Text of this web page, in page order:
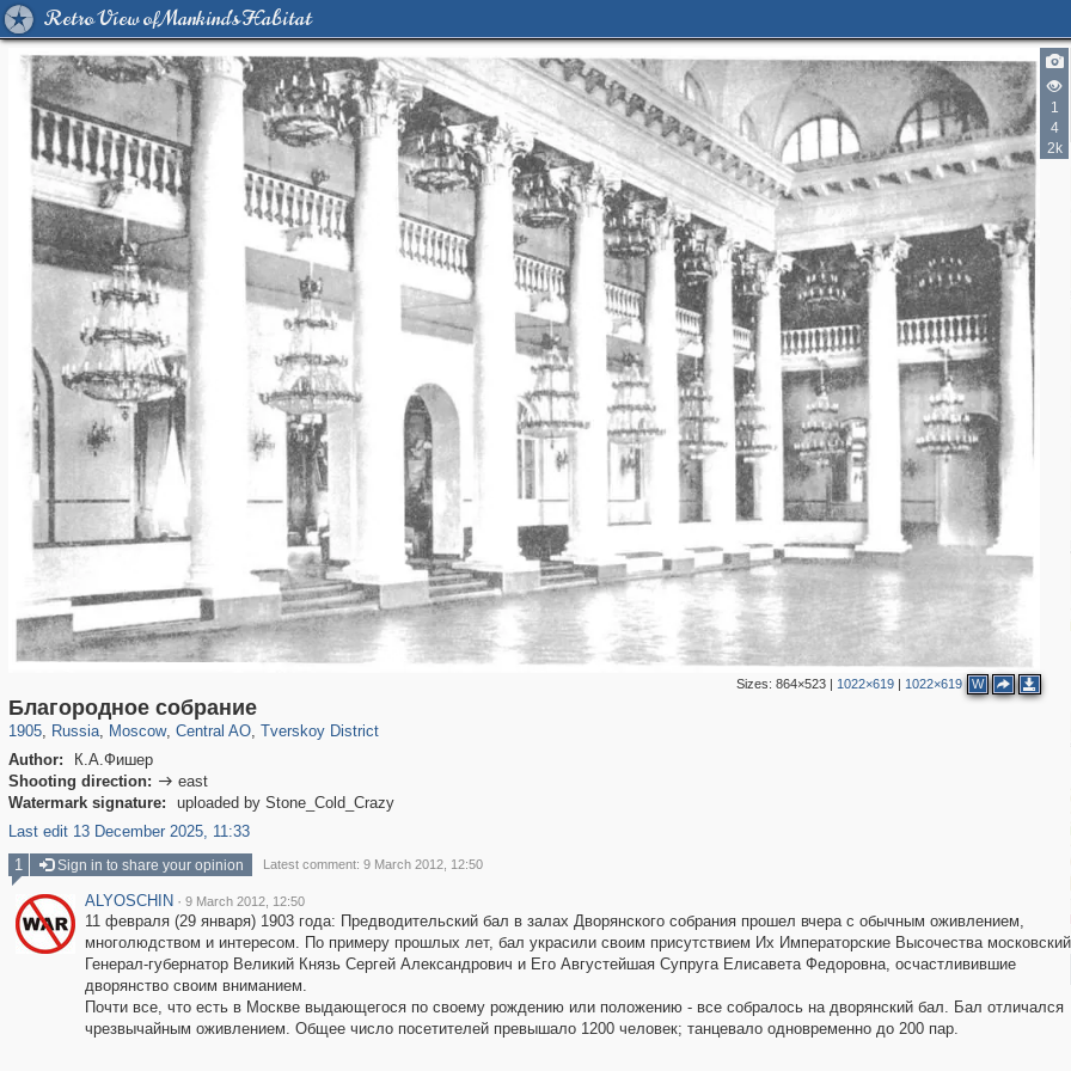
Retro View of Mankind's Habitat
1
4
2k
Sizes: 864×523| 1022×619| 1022×619 W
Благородное собрание
1905, Russia
1,406,667 29,243
, Moscow
319,864 8,286
, Central AO
160,010 5,916
, Tverskoy District
53,052
Author:
К.А.Фишер
Shooting direction:  east
Watermark signature:
uploaded by Stone_Cold_Crazy
Last edit 13 December 2025, 11:33
64
6
6
2
41
3
1 Sign in to share your opinion Latest comment: 9 March 2012, 12:50
ALYOSCHIN · 9 March 2012, 12:50
11 февраля (29 января) 1903 года: Предводительский бал в залах Дворянского собрания прошел вчера с обычным оживлением,
многолюдством и интересом. По примеру прошлых лет, бал украсили своим присутствием Их Императорские Высочества московский
Генерал-губернатор Великий Князь Сергей Александрович и Его Августейшая Супруга Елисавета Федоровна, осчастливившие
дворянство своим вниманием.
Почти все, что есть в Москве выдающегося по своему рождению или положению - все собралось на дворянский бал. Бал отличался
чрезвычайным оживлением. Общее число посетителей превышало 1200 человек; танцевало одновременно до 200 пар.